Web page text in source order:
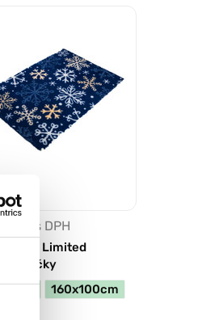
s DPH
VetBed Limited
vločky
160x100cm